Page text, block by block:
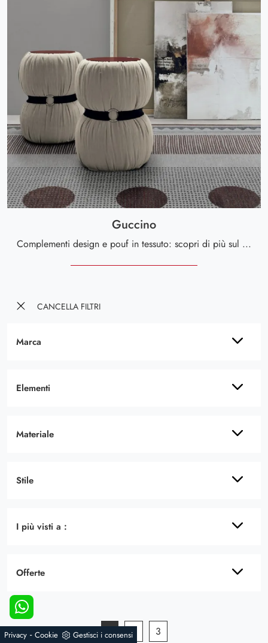
CANCELLA FILTRI
Marca
Elementi
Materiale
Stile
I più visti a :
Offerte
Guccino
Complementi design e pouf in tessuto: scopri di più sul modello Guccino di Tomasella e potrai arricchire i tuoi spazi.
1 2 3
Privacy - Cookie Gestisci i consensi